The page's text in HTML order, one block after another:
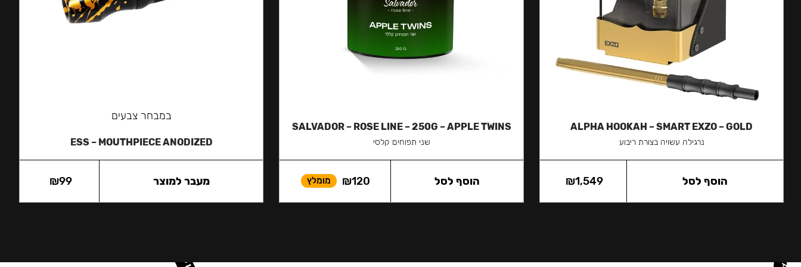
ALPHA HOOKAH – SMART EXZO – GOLD
נרגילה עשויה בצורת ריבוע
₪1,549 הוסף לסל
SALVADOR – ROSE LINE – 250G – APPLE TWINS
שני תפוחים קלסי
₪120 מומלץ הוסף לסל
במבחר צבעים
ESS – MOUTHPIECE ANODIZED
₪99 מעבר למוצר